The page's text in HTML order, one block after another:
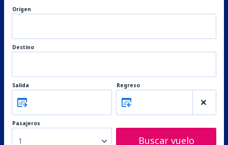
Origen
Destino
Salida Regreso
Pasajeros
1 Buscar vuelo